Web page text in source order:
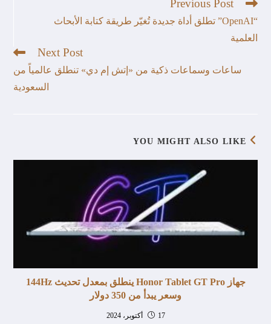
Previous Post
“OpenAI” تطلق أداة جديدة تُغيّر طريقة كتابة الأبحاث
العلمية
Next Post
ساعات وسماعات ذكية من «إتش إم دي» تنطلق عالمياً من
السعودية
YOU MIGHT ALSO LIKE
جهاز Honor Tablet GT Pro ينطلق بمعدل تحديث 144Hz
وسعر يبدأ من 350 دولار
17 أكتوبر، 2024